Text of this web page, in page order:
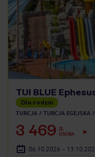
TUI BLUE
Dla rodzin
TURCJA TURCJA EGEJSKA
3 469 ZŁ
OSOBA
06.10.2026 -